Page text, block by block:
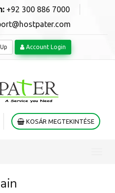
+92 300 886 7000
Account Login
KOSÁR MEGTEKINTÉSE